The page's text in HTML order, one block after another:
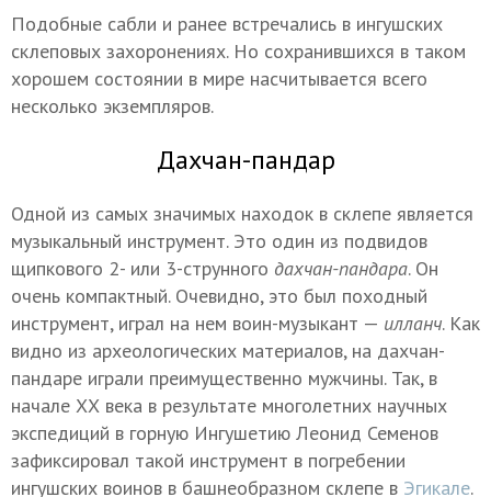
Подобные сабли и ранее встречались в ингушских
склеповых захоронениях. Но сохранившихся в таком
хорошем состоянии в мире насчитывается всего
несколько экземпляров.
Дахчан-пандар
Одной из самых значимых находок в склепе является
музыкальный инструмент. Это один из подвидов
щипкового 2- или 3-струнного дахчан-пандара. Он
очень компактный. Очевидно, это был походный
инструмент, играл на нем воин-музыкант — илланч. Как
видно из археологических материалов, на дахчан-
пандаре играли преимущественно мужчины. Так, в
начале ХХ века в результате многолетних научных
экспедиций в горную Ингушетию Леонид Семенов
зафиксировал такой инструмент в погребении
ингушских воинов в башнеобразном склепе в Эгикале.